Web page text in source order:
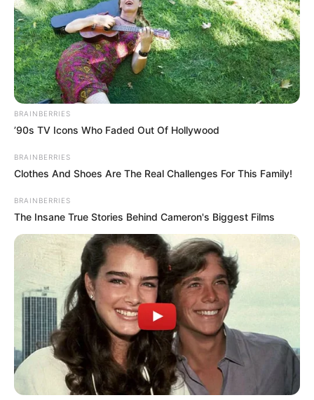
BRAINBERRIES
’90s TV Icons Who Faded Out Of Hollywood
BRAINBERRIES
Clothes And Shoes Are The Real Challenges For This Family!
BRAINBERRIES
The Insane True Stories Behind Cameron's Biggest Films